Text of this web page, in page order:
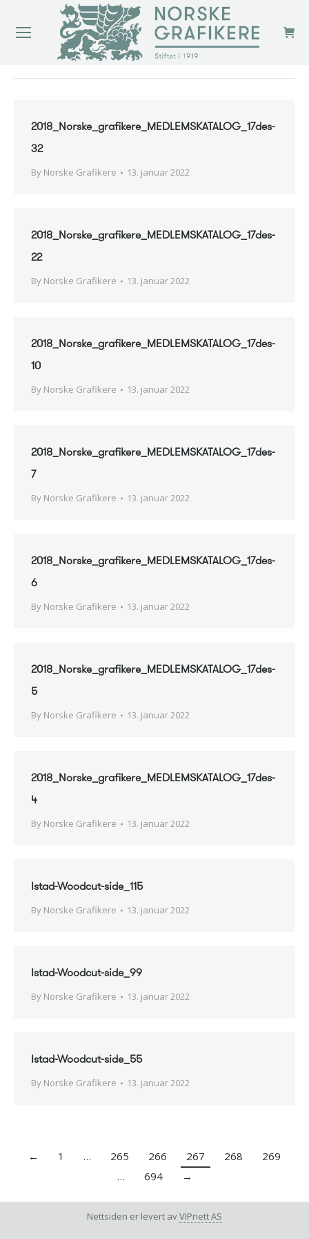
2018_Norske_grafikere_MEDLEMSKATALOG_17des-
32
By Norske Grafikere 13. januar 2022
2018_Norske_grafikere_MEDLEMSKATALOG_17des-
22
By Norske Grafikere 13. januar 2022
2018_Norske_grafikere_MEDLEMSKATALOG_17des-
10
By Norske Grafikere 13. januar 2022
2018_Norske_grafikere_MEDLEMSKATALOG_17des-
7
By Norske Grafikere 13. januar 2022
2018_Norske_grafikere_MEDLEMSKATALOG_17des-
6
By Norske Grafikere 13. januar 2022
2018_Norske_grafikere_MEDLEMSKATALOG_17des-
5
By Norske Grafikere 13. januar 2022
2018_Norske_grafikere_MEDLEMSKATALOG_17des-
4
By Norske Grafikere 13. januar 2022
Istad-Woodcut-side_115
By Norske Grafikere 13. januar 2022
Istad-Woodcut-side_99
By Norske Grafikere 13. januar 2022
Istad-Woodcut-side_55
By Norske Grafikere 13. januar 2022
← 1 … 265 266 267 268
269
…
694 →
Nettsiden er levert avVIPnett AS